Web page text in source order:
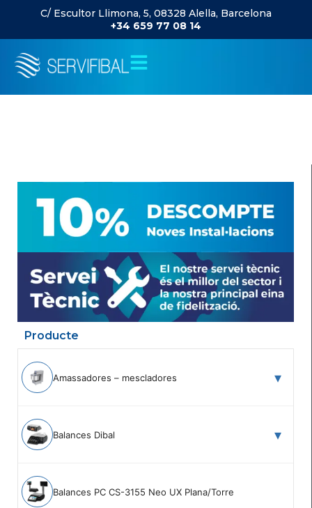
C/ Escultor Llimona, 5, 08328 Alella, Barcelona
+34 659 77 08 14
Producte
Amassadores – mescladores
Balances Dibal
Balances PC CS-3155 Neo UX Plana/Torre